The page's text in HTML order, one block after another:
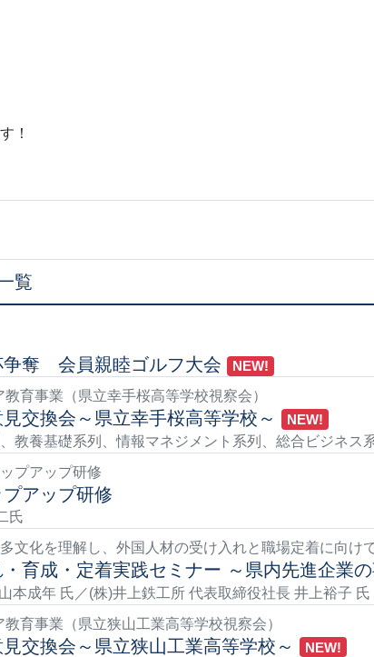
！
覧
奪 会員親睦ゴルフ大会 NEW!
育事業（県立幸手桜高等学校視察会）
交換会～県立幸手桜高等学校～
NEW!
教養基礎系列、情報マネジメント系列、総合ビジネス系
プアップ研修
アップ研修
氏
化を理解し、外国人材の受け入れと職場定着に向け
育成・定着実践セミナー ～県内先進企業
本成年 氏／(株)井上鉄工所 代表取締役社長 井上裕子 氏
育事業（県立狭山工業高等学校視察会）
交換会～県立狭山工業高等学校～
NEW!